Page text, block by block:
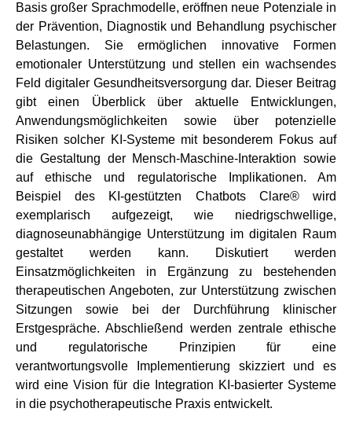
Basis großer Sprachmodelle, eröffnen neue Potenziale in
der Prävention, Diagnostik und Behandlung psychischer
Belastungen. Sie ermöglichen innovative Formen
emotionaler Unterstützung und stellen ein wachsendes
Feld digitaler Gesundheitsversorgung dar. Dieser Beitrag
gibt einen Überblick über aktuelle Entwicklungen,
Anwendungsmöglichkeiten sowie über potenzielle
Risiken solcher KI-Systeme mit besonderem Fokus auf
die Gestaltung der Mensch-Maschine-Interaktion sowie
auf ethische und regulatorische Implikationen. Am
Beispiel des KI-gestützten Chatbots Clare® wird
exemplarisch aufgezeigt, wie niedrigschwellige,
diagnoseunabhängige Unterstützung im digitalen Raum
gestaltet werden kann. Diskutiert werden
Einsatzmöglichkeiten in Ergänzung zu bestehenden
therapeutischen Angeboten, zur Unterstützung zwischen
Sitzungen sowie bei der Durchführung klinischer
Erstgespräche. Abschließend werden zentrale ethische
und regulatorische Prinzipien für eine
verantwortungsvolle Implementierung skizziert und es
wird eine Vision für die Integration KI-basierter Systeme
in die psychotherapeutische Praxis entwickelt.